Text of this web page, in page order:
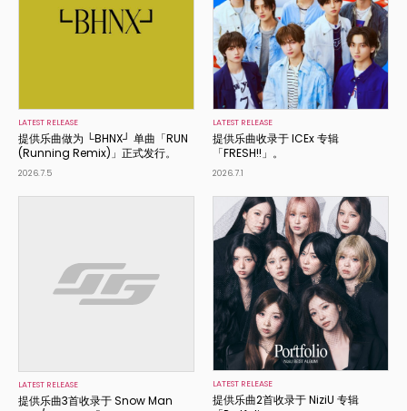
LATEST RELEASE
提供乐曲做为 └BHNX┘ 单曲「RUN
(Running Remix)」正式发行。
2026.7.5
LATEST RELEASE
提供乐曲收录于 ICEx 专辑
「FRESH!!」。
2026.7.1
LATEST RELEASE
提供乐曲3首收录于 Snow Man
LATEST RELEASE
提供乐曲2首收录于 NiziU 专辑